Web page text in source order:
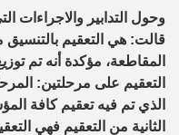
وحول التدابير والاجراءات
قالت: هي التعقيم
المقاطعة، مؤكدة أنه تم
التعقيم على مرحلتين:
الذي تم فيه تعقيم كافة
الثانية من التعقيم فهي